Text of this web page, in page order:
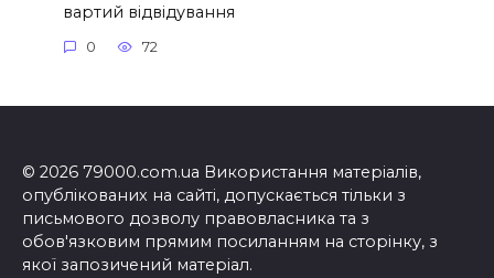
вартий відвідування
0 72
© 2026 79000.com.ua Використання матеріалів,
опублікованих на сайті, допускається тільки з
письмового дозволу правовласника та з
обов'язковим прямим посиланням на сторінку, з
якої запозичений матеріал.